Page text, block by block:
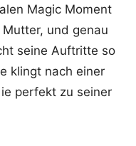
Magic Moment
und genau
seine Auftritte so
klingt nach einer
perfekt zu seiner